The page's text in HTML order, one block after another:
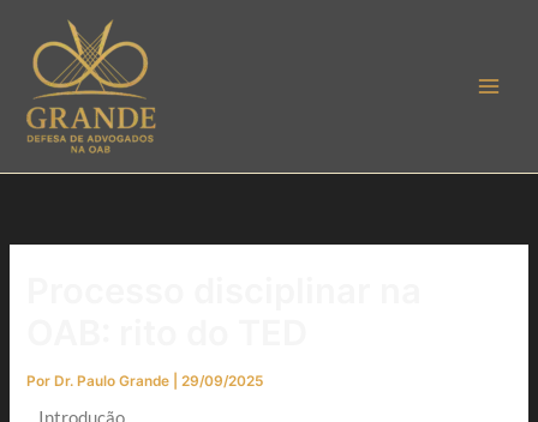
conteúdo
Por Dr. Paulo Grande |29/09/2025